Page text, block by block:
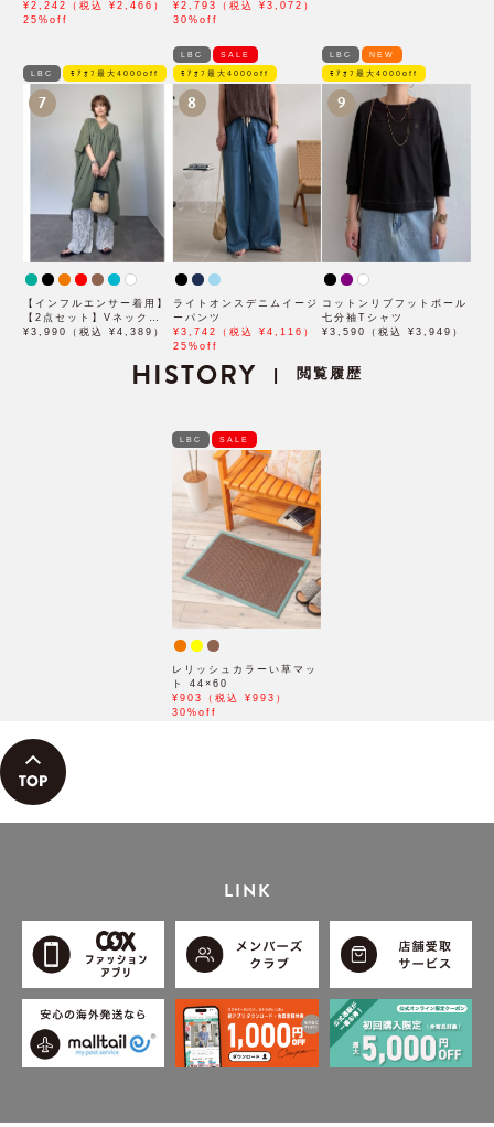
¥2,242（税込 ¥2,466）
25%off
¥2,793（税込 ¥3,072）
30%off
LBC ﾓｱｵﾌ最大4000off
7
【インフルエンサー着用】
【2点セット】Vネックピ
ンタックセットワンピース
¥3,990（税込 ¥4,389）
LBC SALE
ﾓｱｵﾌ最大4000off
8
ライトオンスデニムイージ
ーパンツ
¥3,742（税込 ¥4,116）
25%off
LBC NEW
ﾓｱｵﾌ最大4000off
9
コットンリブフットボール
七分袖Tシャツ
¥3,590（税込 ¥3,949）
HISTORY | 閲覧履歴
LBC SALE
レリッシュカラーい草マッ
ト 44×60
¥903（税込 ¥993）
30%off
LINK